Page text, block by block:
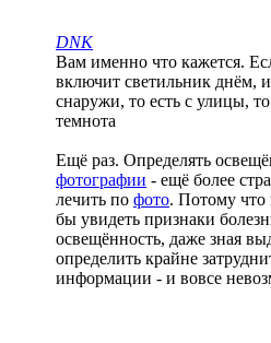
DNK
Вам именно что кажется.
включит светильник днём,
снаружи, то есть с улицы,
темнота
Ещё раз. Определять
фотографии - ещё более
лечить по фото. Потому что
бы увидеть признаки
освещённость, даже зная
определить крайне
информации - и вовсе